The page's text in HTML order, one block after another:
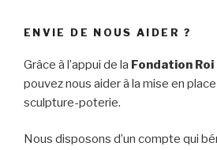
ENVIE DE NOUS AIDER ?
Grâce à l’appui de la Fondation Roi
pouvez nous aider à la mise en
sculpture-poterie.
Nous disposons d’un compte qui